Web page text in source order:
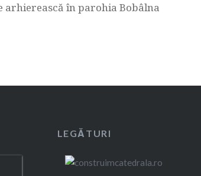
arhierească în parohia Bobâlna
LEGĂTURI